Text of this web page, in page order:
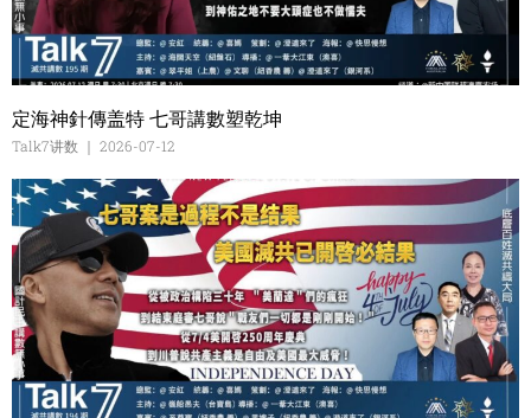
定海神針傳盖特 七哥講數塑乾坤
Talk7讲数 2026-07-12